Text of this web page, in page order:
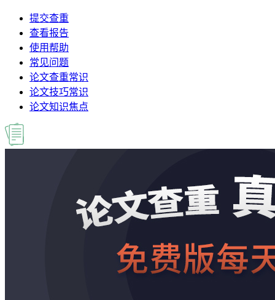
提交查重
查看报告
使用帮助
常见问题
论文查重常识
论文技巧常识
论文知识焦点